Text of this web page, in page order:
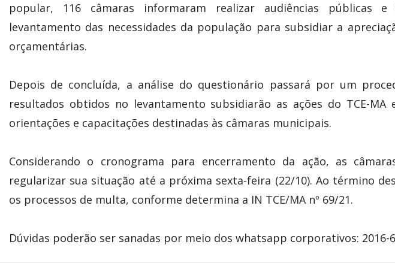
popular, 116 câmaras informaram realizar audiências públicas
levantamento das necessidades da população para subsidiar a
orçamentárias.
Depois de concluída, a análise do questionário passará por um
resultados obtidos no levantamento subsidiarão as ações do TCE-MA
orientações e capacitações destinadas às câmaras municipais.
Considerando o cronograma para encerramento da ação, as
regularizar sua situação até a próxima sexta-feira (22/10). Ao término
os processos de multa, conforme determina a IN TCE/MA nº 69/21.
Dúvidas poderão ser sanadas por meio dos whatsapp corporativos: 2016-